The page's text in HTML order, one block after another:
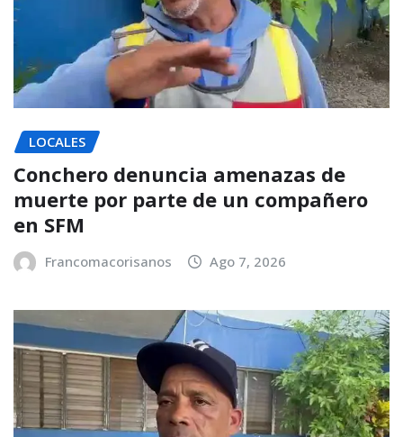
LOCALES
Conchero denuncia amenazas de
muerte por parte de un compañero
en SFM
Francomacorisanos Ago 7, 2026